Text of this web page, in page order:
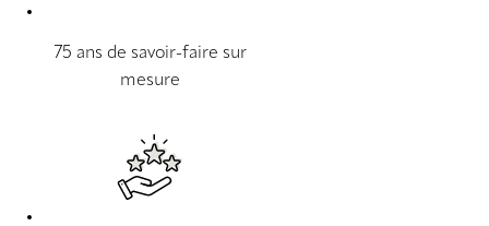
75 ans de savoir-faire sur
mesure